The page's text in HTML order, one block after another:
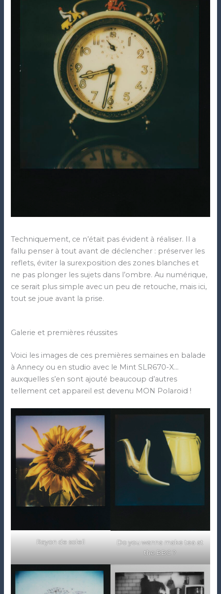
Techniquement, ce n’était pas évident à réaliser. Il a
fallu penser à tout avant de déclencher : préserver les
reflets, éviter la surexposition des zones blanches et
ne pas plonger les sujets dans l’ombre. Au numérique,
ce serait plus simple avec un peu de retouche, mais ici,
tout se joue avant la prise.
Galerie et premières réussites
Voici les images de ces premières semaines en balade
à Annecy ou en studio avec le Mint SLR670-X…
auxquelles s’en sont ajouté beaucoup d’autres
tellement cet appareil est devenu MON Polaroid !
Rayon de soleil
Do you wanna make tea at
the BBC ?